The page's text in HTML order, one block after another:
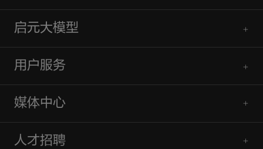
启元大模型
用户服务
媒体中心
人才招聘